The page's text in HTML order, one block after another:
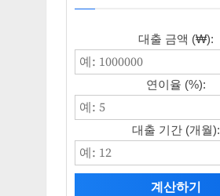
대출 금액 (₩):
연이율 (%):
대출 기간 (개월):
계산하기